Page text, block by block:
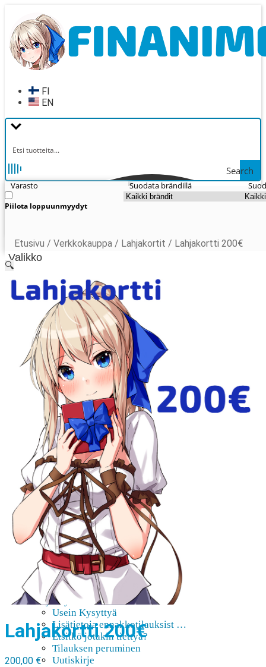
navigointiin
sisältöön
FI
EN
Search
Varasto
Piilota loppuunmyydyt
Suodata brändillä
Valikko
Etusivu
Ajankohtaisia asioita
Verkkokauppa
Mitä lahjaksi animefanille?
Viimeksi saapuneita
Myymälä & Showroom
Resurssit
Figuurien keräily harrastukse …
Tapahtumat
Anime-retket
Huomioitavia asioita
Anohana
Clannad
Elfen Lied
Fate/Stay Night & Fate/Zero
Haruhi Suzumiya
Higurashi
Kimi no Na Wa
Miss Kobayashi’s Dragon Maid
Oreimo
Sanasto
MMD
AMV
Akihabara-opas
Shoppailua Akibassa
Pepakura
Mobiilipelaaminen
Ota yhteyttä
Usein Kysyttyä
Lisätietoja ennakkotilauksist …
Etsitkö jotakin tiettyä?
Tilauksen peruminen
Uutiskirje
Etusivu / Verkkokauppa / Lahjakortit / Lahjakortti 200€
🔍
Lahjakortti 200€
200,00 €